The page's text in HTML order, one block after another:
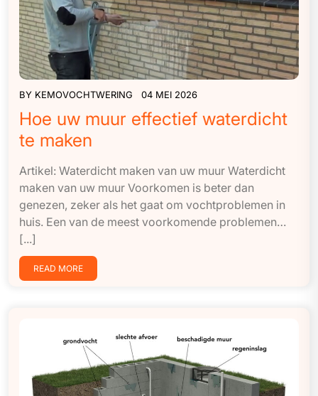
BY KEMOVOCHTWERING 04 MEI 2026
Hoe uw muur effectief waterdicht
te maken
Artikel: Waterdicht maken van uw muur Waterdicht
maken van uw muur Voorkomen is beter dan
genezen, zeker als het gaat om vochtproblemen in
huis. Een van de meest voorkomende problemen…
[...]
READ MORE